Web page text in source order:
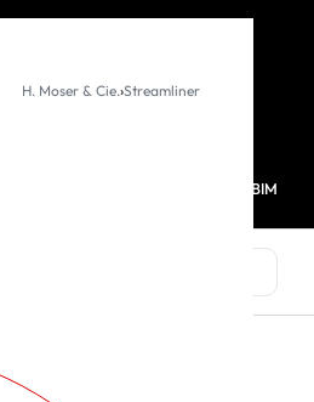
HESABIM
H. Moser & Cie.›Streamliner